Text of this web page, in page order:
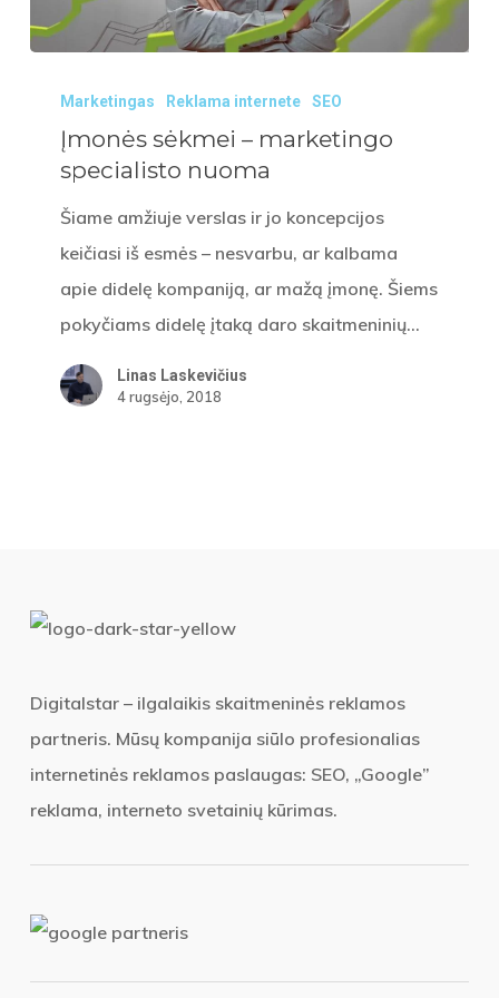
sėkmei
marketingo
specialisto
nuoma
Marketingas Reklama internete SEO
Įmonės sėkmei – marketingo
specialisto nuoma
Šiame amžiuje verslas ir jo koncepcijos
keičiasi iš esmės – nesvarbu, ar kalbama
apie didelę kompaniją, ar mažą įmonę. Šiems
pokyčiams didelę įtaką daro skaitmeninių…
Linas Laskevičius
4 rugsėjo, 2018
Digitalstar – ilgalaikis skaitmeninės reklamos
partneris. Mūsų kompanija siūlo profesionalias
internetinės reklamos paslaugas: SEO, „Google”
reklama, interneto svetainių kūrimas.